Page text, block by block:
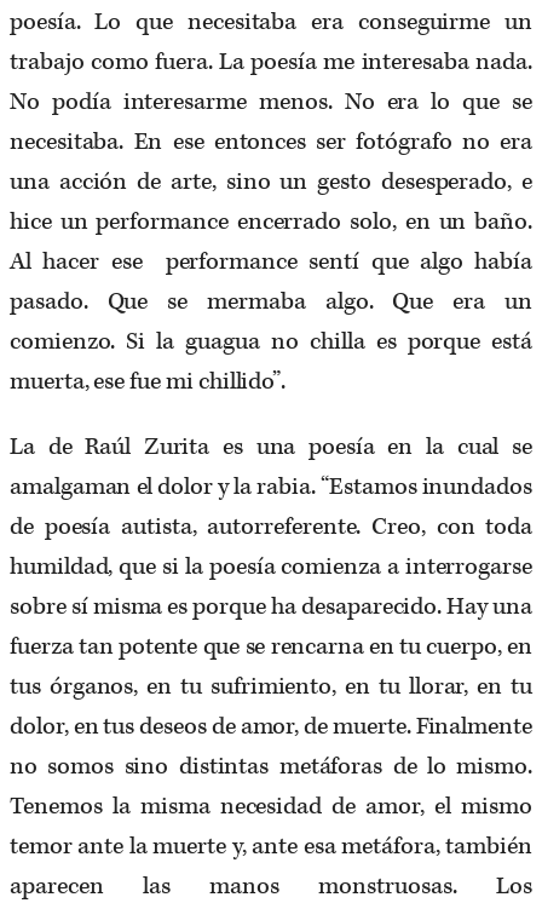
poesía. Lo que necesitaba era conseguirme un
trabajo como fuera. La poesía me interesaba nada.
No podía interesarme menos. No era lo que se
necesitaba. En ese entonces ser fotógrafo no era
una acción de arte, sino un gesto desesperado, e
hice un performance encerrado solo, en un baño.
Al hacer ese performance sentí que algo había
pasado. Que se mermaba algo. Que era un
comienzo. Si la guagua no chilla es porque está
muerta, ese fue mi chillido”.
La de Raúl Zurita es una poesía en la cual se
amalgaman el dolor y la rabia. “Estamos inundados
de poesía autista, autorreferente. Creo, con toda
humildad, que si la poesía comienza a interrogarse
sobre sí misma es porque ha desaparecido. Hay una
fuerza tan potente que se rencarna en tu cuerpo, en
tus órganos, en tu sufrimiento, en tu llorar, en tu
dolor, en tus deseos de amor, de muerte. Finalmente
no somos sino distintas metáforas de lo mismo.
Tenemos la misma necesidad de amor, el mismo
temor ante la muerte y, ante esa metáfora, también
aparecen las manos monstruosas. Los